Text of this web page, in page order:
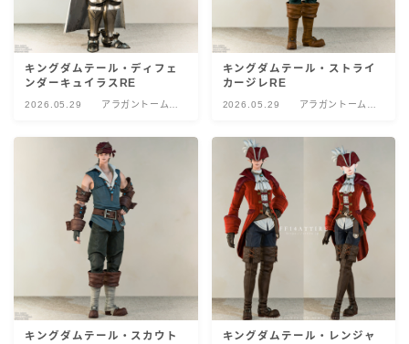
キングダムテール・ディフェ
ンダーキュイラスRE
2026.05.29
アラガントームス
キングダムテール・ストライ
カージレRE
2026.05.29
アラガントームス
キングダムテール・スカウト
キングダムテール・レンジャ